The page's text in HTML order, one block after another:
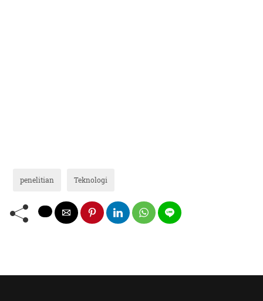
penelitian Teknologi